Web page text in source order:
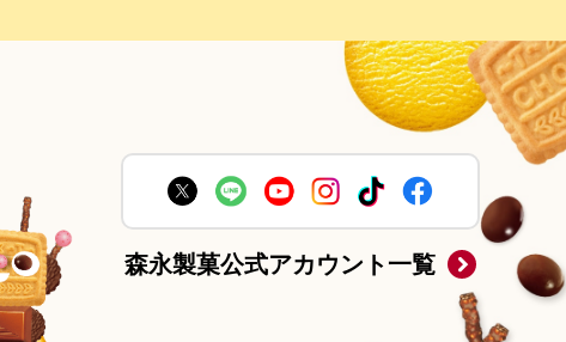
森永製菓公式アカウント一覧